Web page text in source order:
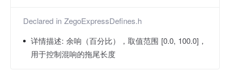
Declared in ZegoExpressDefines.h
详情描述: 余响（百分比），取值范围 [0.0, 100.0]，
用于控制混响的拖尾长度